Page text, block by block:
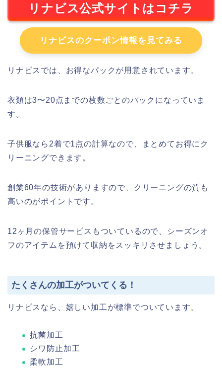
リナビス公式サイトはコチラ
リナビスのクーポン情報を見てみる
リナビスでは、お得なパックが用意されています。
衣類は3〜20点までの枚数ごとのパックになっていま
す。
子供服なら2着で1点の計算なので、まとめてお得にク
リーニングできます。
創業60年の技術がありますので、クリーニングの質も
高いのがポイントです。
12ヶ月の保管サービスもついているので、シーズンオ
フのアイテムを預けて収納をスッキリさせましょう。
たくさんの加工がついてくる！
リナビスなら、嬉しい加工が標準でついています。
抗菌加工
シワ防止加工
柔軟加工